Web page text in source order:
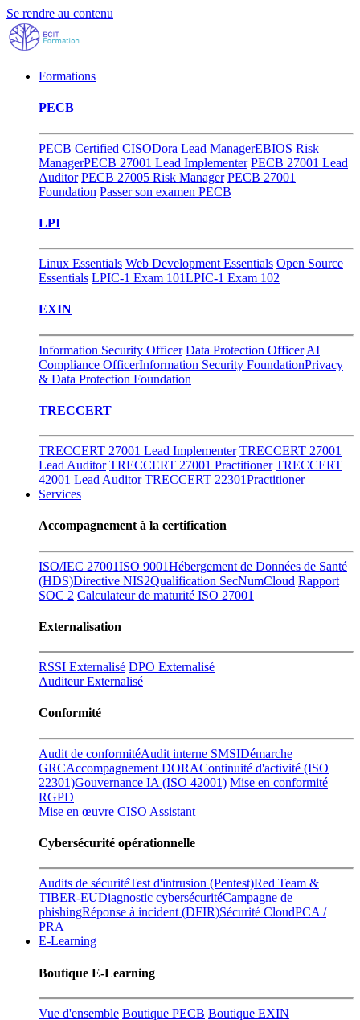
Se rendre au contenu
Formations
PECB
PECB Certified CISODora Lead ManagerEBIOS Risk
ManagerPECB 27001 Lead Implementer PECB 27001 Lead
Auditor PECB 27005 Risk Manager PECB 27001
Foundation Passer son examen PECB
LPI
Linux Essentials Web Development Essentials Open Source
Essentials LPIC-1 Exam 101LPIC-1 Exam 102
EXIN
Information Security Officer Data Protection Officer AI
Compliance OfficerInformation Security FoundationPrivacy
& Data Protection Foundation
TRECCERT
TRECCERT 27001 Lead Implementer TRECCERT 27001
Lead Auditor TRECCERT 27001 Practitioner TRECCERT
42001 Lead Auditor TRECCERT 22301Practitioner
Services
Accompagnement à la certification
ISO/IEC 27001ISO 9001Hébergement de Données de Santé
(HDS)Directive NIS2Qualification SecNumCloud Rapport
SOC 2 Calculateur de maturité ISO 27001
Externalisation
RSSI Externalisé DPO Externalisé
Auditeur Externalisé
Conformité
Audit de conformitéAudit interne SMSIDémarche
GRCAccompagnement DORAContinuité d'activité (ISO
22301)Gouvernance IA (ISO 42001) Mise en conformité
RGPD
Mise en œuvre CISO Assistant
Cybersécurité opérationnelle
Audits de sécuritéTest d'intrusion (Pentest)Red Team &
TIBER-EUDiagnostic cybersécuritéCampagne de
phishingRéponse à incident (DFIR)Sécurité CloudPCA /
PRA
E-Learning
Boutique E-Learning
Vue d'ensemble Boutique PECB Boutique EXIN